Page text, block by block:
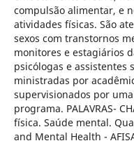
compulsão alimentar, e
atividades físicas. São
sexos com transtornos
monitores e estagiários
psicólogas e assistentes
ministradas por
supervisionados por
programa. PALAVRAS-
física. Saúde mental.
and Mental Health -